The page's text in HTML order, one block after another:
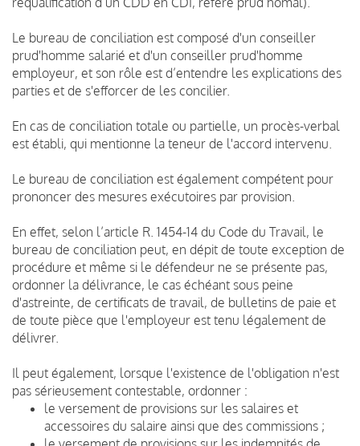
Le bureau de conciliation est composé d'un conseiller
prud'homme salarié et d'un conseiller prud'homme
employeur, et son rôle est d’entendre les explications des
parties et de s'efforcer de les concilier.
En cas de conciliation totale ou partielle, un procès-verbal
est établi, qui mentionne la teneur de l'accord intervenu.
Le bureau de conciliation est également compétent pour
prononcer des mesures exécutoires par provision.
En effet, selon l’article R. 1454-14 du Code du Travail, le
bureau de conciliation peut, en dépit de toute exception de
procédure et même si le défendeur ne se présente pas,
ordonner la délivrance, le cas échéant sous peine
d'astreinte, de certificats de travail, de bulletins de paie et
de toute pièce que l'employeur est tenu légalement de
délivrer.
Il peut également, lorsque l'existence de l'obligation n'est
pas sérieusement contestable, ordonner :
le versement de provisions sur les salaires et
accessoires du salaire ainsi que des commissions ;